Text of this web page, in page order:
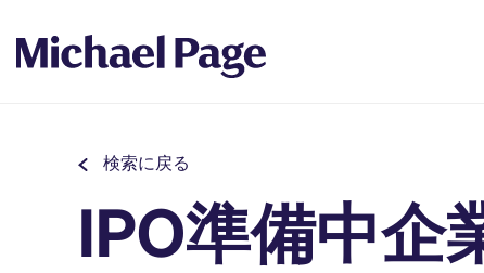
検索に戻る
IPO準備中